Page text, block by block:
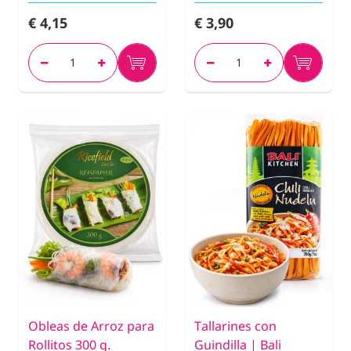
€ 4,15 € 3,90
Obleas de Arroz para
Rollitos 300 g.
Tallarines con
Guindilla | Bali